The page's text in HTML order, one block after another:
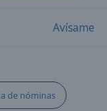
Avísame
de nóminas